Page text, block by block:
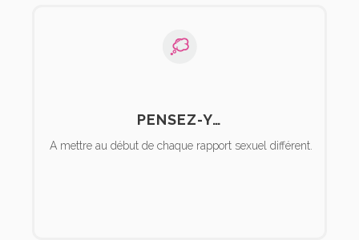
PENSEZ-Y…
A mettre au début de chaque rapport sexuel différent.